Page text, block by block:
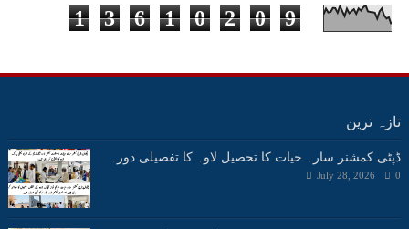
1 3 6 1 0 2 0 9
تازہ ترین
ڈپٹی کمشنر سارہ حیات کا تحصیل لاوہ کا تفصیلی دورہ
July 28, 2026 0